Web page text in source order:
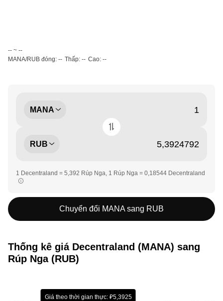
-- ~ --
MANA/RUB đóng: -- Thấp: -- Cao: --
MANA
RUB
1 Decentraland = 5,392 Rúp Nga, 1 Rúp Nga = 0,18544 Decentraland
Chuyển đổi MANA sang RUB
Thống kê giá Decentraland (MANA) sang
Rúp Nga (RUB)
Giá theo thời gian thực: ₽5,3925